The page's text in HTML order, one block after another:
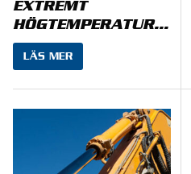
EXTREMT
HÖGTEMPERATURFETT
LÄS MER